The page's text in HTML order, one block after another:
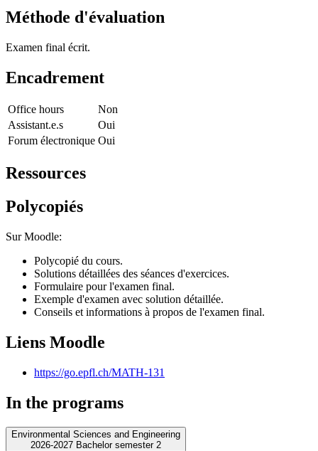
Méthode d'évaluation
Examen final écrit.
Encadrement
Office hours
Non
Assistant.e.s
Oui
Forum électronique Oui
Ressources
Polycopiés
Sur Moodle:
Polycopié du cours.
Solutions détaillées des séances d'exercices.
Formulaire pour l'examen final.
Exemple d'examen avec solution détaillée.
Conseils et informations à propos de l'examen final.
Liens Moodle
https://go.epfl.ch/MATH-131
In the programs
Environmental Sciences and Engineering
2026-2027 Bachelor semester 2